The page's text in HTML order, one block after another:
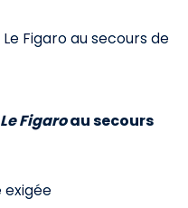
Le Figaroau secours